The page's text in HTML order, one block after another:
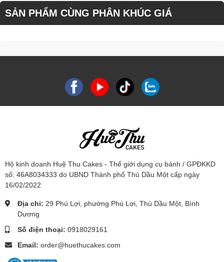
SẢN PHẨM CÙNG PHÂN KHÚC GIÁ
Hộ kinh doanh Huệ Thu Cakes - Thế giới dụng cụ bánh / GPĐKKD
số: 46A8034333 do UBND Thành phố Thủ Dầu Một cấp ngày
16/02/2022
Địa chỉ: 29 Phú Lợi, phường Phú Lợi, Thủ Dầu Một, Bình
Dương
Số điện thoại: 0918029161
Email: order@huethucakes.com